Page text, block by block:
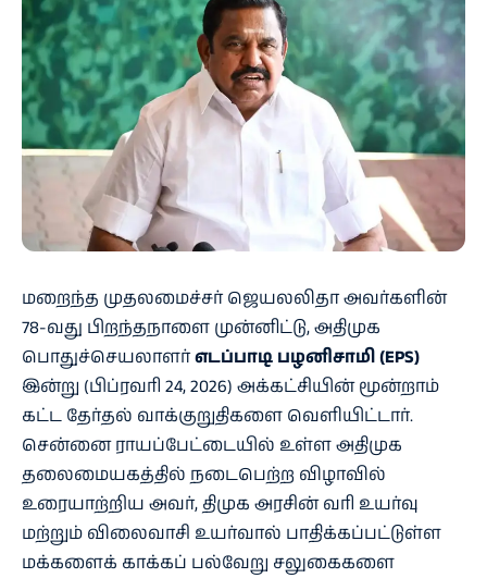
மறைந்த முதலமைச்சர் ஜெயலலிதா அவர்களின்
78-வது பிறந்தநாளை முன்னிட்டு, அதிமுக
பொதுச்செயலாளர்எடப்பாடி பழனிசாமி (EPS)
இன்று (பிப்ரவரி 24, 2026) அக்கட்சியின் மூன்றாம்
கட்ட தேர்தல் வாக்குறுதிகளை வெளியிட்டார்.
சென்னை ராயப்பேட்டையில் உள்ள அதிமுக
தலைமையகத்தில் நடைபெற்ற விழாவில்
உரையாற்றிய அவர், திமுக அரசின் வரி உயர்வு
மற்றும் விலைவாசி உயர்வால் பாதிக்கப்பட்டுள்ள
மக்களைக் காக்கப் பல்வேறு சலுகைகளை